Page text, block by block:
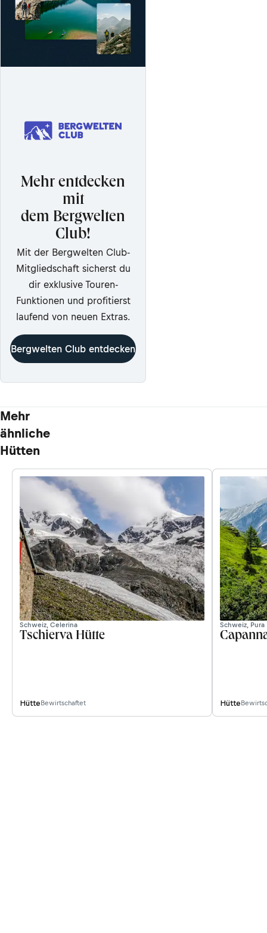
Mehr entdecken
mit
dem Bergwelten
Club!
Mit der Bergwelten Club-
Mitgliedschaft sicherst du
dir exklusive Touren-
Funktionen und profitierst
laufend von neuen Extras.
Bergwelten Club entdecken
Mehr
ähnliche
Hütten
Schweiz, Celerina
Tschierva Hütte
HütteBewirtschaftet
Schweiz, Pura
Hütte